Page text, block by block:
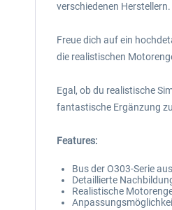
verschiedenen Herstellern.
Freue dich auf ein
die realistischen
Egal, ob du realistische
fantastische Ergänzung
Features:
Bus der O303-Serie
Detaillierte
Realistische